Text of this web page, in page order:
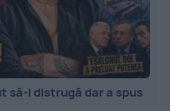
să-l distrugă dar a spus